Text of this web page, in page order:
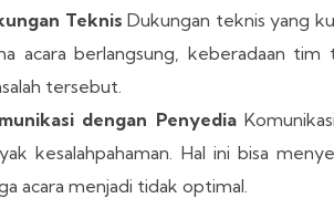
Teknis Dukungan teknis yang
acara berlangsung, keberadaan
tersebut.
dengan Penyedia
kesalahpahaman. Hal ini bisa
acara menjadi tidak optimal.